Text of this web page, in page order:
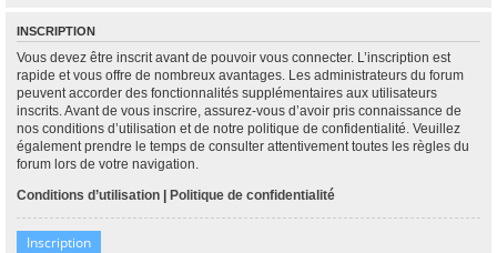
INSCRIPTION
Vous devez être inscrit avant de pouvoir vous connecter. L’inscription est
rapide et vous offre de nombreux avantages. Les administrateurs du forum
peuvent accorder des fonctionnalités supplémentaires aux utilisateurs
inscrits. Avant de vous inscrire, assurez-vous d’avoir pris connaissance de
nos conditions d’utilisation et de notre politique de confidentialité. Veuillez
également prendre le temps de consulter attentivement toutes les règles du
forum lors de votre navigation.
Conditions d’utilisation | Politique de confidentialité
Inscription